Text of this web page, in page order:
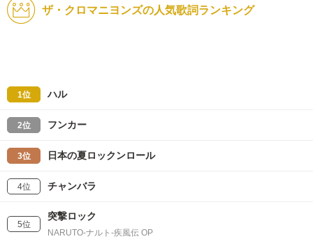
ザ・クロマニヨンズの人気歌詞ランキング
1位 ハル
2位 フンカー
3位 日本の夏ロックンロール
4位 チャンバラ
5位
突撃ロック
NARUTO-ナルト-疾風伝 OP